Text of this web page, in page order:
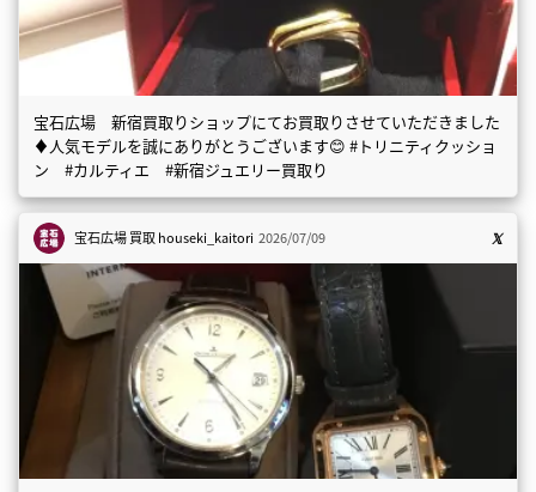
宝石広場 新宿買取りショップにてお買取りさせていただきました
♦️人気モデルを誠にありがとうございます😊 #トリニティクッショ
ン #カルティエ #新宿ジュエリー買取り
宝石広場 買取houseki_kaitori 2026/07/09